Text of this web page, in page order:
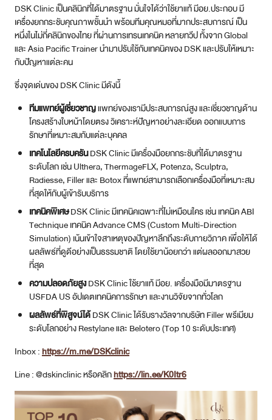
DSK Clinic เป็นคลินิกที่ได้มาตรฐาน มั่นใจได้ว่าใช้ยาแท้ มีอย.ประกอบ มี
เครื่องยกกระชับคุณภาพชั้นนำ พร้อมทีมคุณหมอที่มากประสบการณ์ เป็น
หนึ่งในไม่กี่คลินิกของไทย ที่ผ่านการเทรนเทคนิค หลายทวีป ทั้งจาก Global
และ Asia Pacific Trainer นำมาปรับใช้กับเทคนิคของ DSK และปรับให้เหมาะ
กับปัญหาแต่ละคน
ซึ่งจุดเด่นของ DSK Clinic มีดังนี้
ทีมแพทย์ผู้เชี่ยวชาญแพทย์ของเรามีประสบการณ์สูง และเชี่ยวชาญด้าน
โครงสร้างใบหน้าโดยตรง วิเคราะห์ปัญหาอย่างละเอียด ออกแบบการ
รักษาที่เหมาะสมกับแต่ละบุคคล
เทคโนโลยีครบครันDSK Clinic มีเครื่องมือยกกระชับที่ได้มาตรฐาน
ระดับโลก เช่น Ulthera, ThermageFLX, Potenza, Sculptra,
Radiesse, Filler และ Botox ที่แพทย์สามารถเลือกเครื่องมือที่เหมาะสม
ที่สุดให้กับผู้เข้ารับบริการ
เทคนิคพิเศษDSK Clinic มีเทคนิคเฉพาะที่ไม่เหมือนใคร เช่น เทคนิค ABI
Technique เทคนิค Advance CMS (Custom Multi-Direction
Simulation) เน้นเข้าใจสาเหตุของปัญหาลึกถึงระดับกายวิภาค เพื่อให้ได้
ผลลัพธ์ที่ดูดีอย่างเป็นธรรมชาติ โดยใช้ยาน้อยกว่า แต่ผลออกมาสวย
ที่สุด
ความปลอดภัยสูงDSK Clinic ใช้ยาแท้ มีอย. เครื่องมือมีมาตรฐาน
USFDA US อัปเดตเทคนิคการรักษา และงานวิจัยจากทั่วโลก
ผลลัพธ์ที่พิสูจน์ได้DSK Clinic ได้รับรางวัลจากบริษัท Filler พรีเมียม
ระดับโลกอย่าง Restylane และ Belotero (Top 10 ระดับประเทศ)
Inbox :https://m.me/DSKclinic
Line : @dskinclinic หรือคลิกhttps://lin.ee/K0Itr6